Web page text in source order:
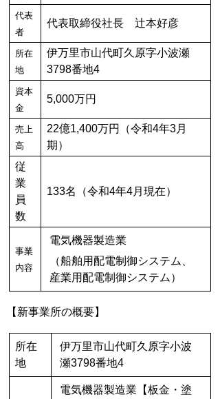
代表
者
代表取締役社長 辻本好彦
所在
地
伊万里市山代町久原字小波瀬
3798番地4
資本
金
5,000万円
売上
高
22億1,400万円（令和4年3月
期）
従
業
員
数
133名（令和4年4月現在）
事業
内容
電気機器製造業
（船舶用配電制御システム、
産業用配電制御システム）
【新事業所の概要】
所在
地
伊万里市山代町久原字小波
瀬3798番地4
電気機器製造業【板金・塗